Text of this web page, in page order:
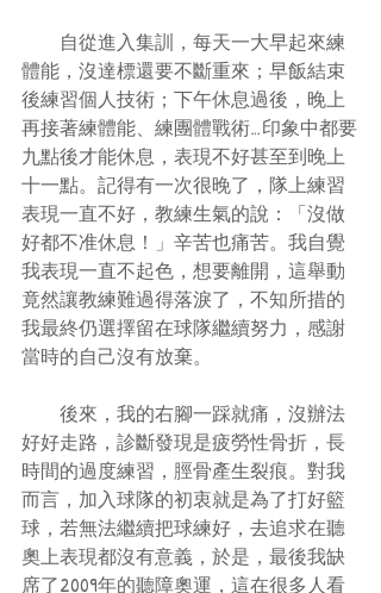
自從進入集訓，每天一大早起來練
體能，沒達標還要不斷重來；早飯結束
後練習個人技術；下午休息過後，晚上
再接著練體能、練團體戰術…印象中都要
九點後才能休息，表現不好甚至到晚上
十一點。記得有一次很晚了，隊上練習
表現一直不好，教練生氣的說：「沒做
好都不准休息！」辛苦也痛苦。我自覺
我表現一直不起色，想要離開，這舉動
竟然讓教練難過得落淚了，不知所措的
我最終仍選擇留在球隊繼續努力，感謝
當時的自己沒有放棄。
後來，我的右腳一踩就痛，沒辦法
好好走路，診斷發現是疲勞性骨折，長
時間的過度練習，脛骨產生裂痕。對我
而言，加入球隊的初衷就是為了打好籃
球，若無法繼續把球練好，去追求在聽
奧上表現都沒有意義，於是，最後我缺
席了2009年的聽障奧運，這在很多人看